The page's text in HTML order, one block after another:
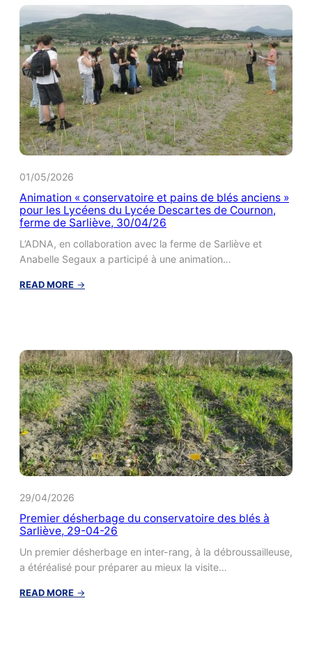
Cantal
–
9
mai
2026
–
Inscription
01/05/2026
Animation « conservatoire et pains de blés anciens »
pour les Lycéens du Lycée Descartes de Cournon,
ferme de Sarliève, 30/04/26
L’ADNA, en collaboration avec la ferme de Sarliève et
Anabelle Segaux a participé à une animation…
READ MORE →
de
blés
anciens »
pour
les
Lycéens
du
Lycée
Descartes
de
de
Sarliève,
30/04/26
29/04/2026
Premier désherbage du conservatoire des blés à
Sarliève, 29-04-26
Un premier désherbage en inter-rang, à la débroussailleuse,
a étéréalisé pour préparer au mieux la visite…
READ MORE →